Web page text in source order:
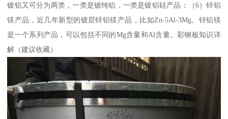
镀铝又可分为两类，一类是镀纯铝，一类是镀铝硅产品；（6）锌铝
镁产品，近几年新型的镀层锌铝镁产品，比如Zn-5Al-3Mg。锌铝镁
是一个系列产品，可以包括不同的Mg含量和Al含量。彩钢板知识详
解（建议收藏）